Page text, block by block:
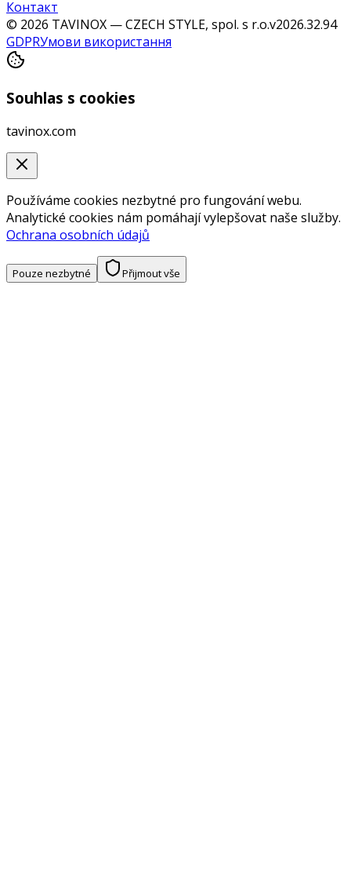
Контакт
© 2026 TAVINOX — CZECH STYLE, spol. s r.o.v2026.32.94
GDPRУмови використання
Souhlas s cookies
tavinox.com
Používáme cookies nezbytné pro fungování webu.
Analytické cookies nám pomáhají vylepšovat naše služby.
Ochrana osobních údajů
Pouze nezbytné Přijmout vše